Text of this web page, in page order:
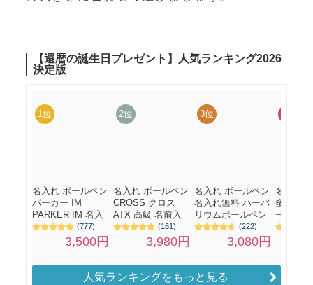
人気ランキングをもっと見る